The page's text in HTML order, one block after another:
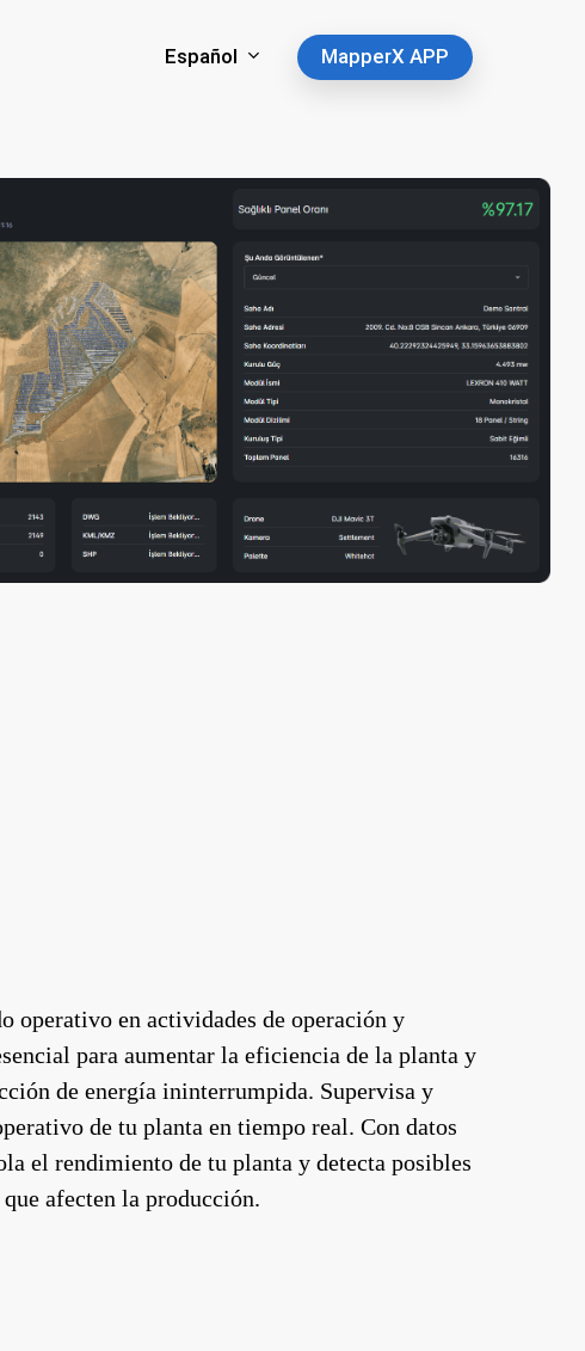
Español MapperX APP
operativo en actividades de operación y
para aumentar la eficiencia de la planta y
de energía ininterrumpida. Supervisa y
de tu planta en tiempo real. Con datos
el rendimiento de tu planta y detecta posibles
afecten la producción.